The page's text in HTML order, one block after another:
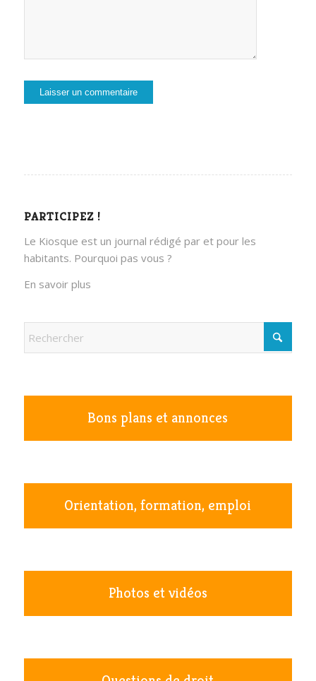
PARTICIPEZ !
Le Kiosque est un journal rédigé par et pour les
habitants. Pourquoi pas vous ?
En savoir plus
Bons plans et annonces
Orientation, formation, emploi
Photos et vidéos